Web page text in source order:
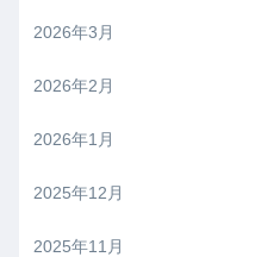
2026年3月
2026年2月
2026年1月
2025年12月
2025年11月